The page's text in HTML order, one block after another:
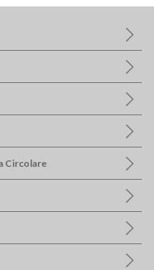
Circolare